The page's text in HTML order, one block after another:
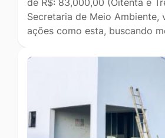
de R$: 83,000,00 (Oitenta e
Secretaria de Meio Ambiente,
ações como esta, buscando